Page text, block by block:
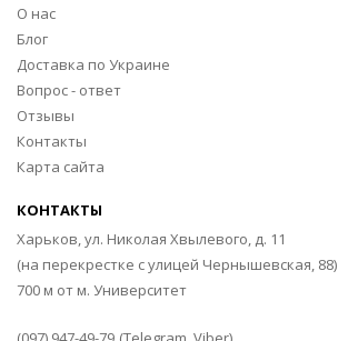
О нас
Блог
Доставка по Украине
Вопрос - ответ
Отзывы
Контакты
Карта сайта
КОНТАКТЫ
Харьков, ул. Николая Хвылевого, д. 11
(на перекрестке с улицей Чернышевская, 88)
700 м от м. Университет